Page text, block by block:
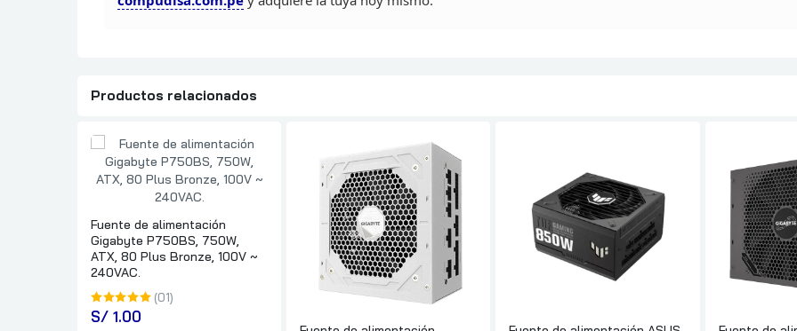
Productos relacionados
Fuente de alimentación
Gigabyte P750BS, 750W,
ATX, 80 Plus Bronze, 100V ~
240VAC.
(01)
S/ 1.00